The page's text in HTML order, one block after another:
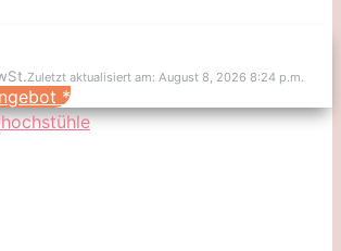
Zuletzt aktualisiert am: August 8, 2026 8:24 p.m.
*